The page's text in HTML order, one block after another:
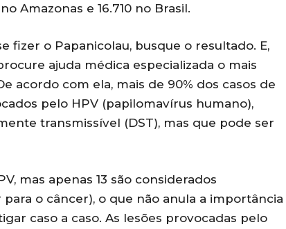
Amazonas e 16.710 no Brasil.
fizer o Papanicolau, busque o resultado. E,
ajuda médica especializada o mais
acordo com ela, mais de 90% dos casos de
pelo HPV (papilomavírus humano),
transmissível (DST), mas que pode ser
mas apenas 13 são considerados
o câncer), o que não anula a importância
caso a caso. As lesões provocadas pelo